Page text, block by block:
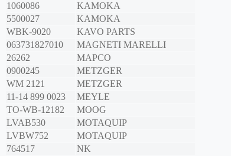
1060086
KAMOKA
5500027
KAMOKA
WBK-9020
KAVO PARTS
063731827010
MAGNETI MARELLI
26262
MAPCO
0900245
METZGER
WM 2121
METZGER
11-14 899 0023
MEYLE
TO-WB-12182
MOOG
LVAB530
MOTAQUIP
LVBW752
MOTAQUIP
764517
NK